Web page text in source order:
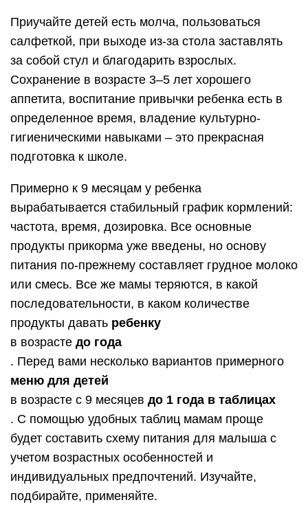
Приучайте детей есть молча, пользоваться
салфеткой, при выходе из-за стола заставлять
за собой стул и благодарить взрослых.
Сохранение в возрасте 3–5 лет хорошего
аппетита, воспитание привычки ребенка есть в
определенное время, владение культурно-
гигиеническими навыками – это прекрасная
подготовка к школе.
Примерно к 9 месяцам у ребенка
вырабатывается стабильный график кормлений:
частота, время, дозировка. Все основные
продукты прикорма уже введены, но основу
питания по-прежнему составляет грудное молоко
или смесь. Все же мамы теряются, в какой
последовательности, в каком количестве
продукты давать ребенку
в возрасте до года
. Перед вами несколько вариантов примерного
меню для детей
в возрасте с 9 месяцев до 1 года в таблицах
. С помощью удобных таблиц мамам проще
будет составить схему питания для малыша с
учетом возрастных особенностей и
индивидуальных предпочтений. Изучайте,
подбирайте, применяйте.